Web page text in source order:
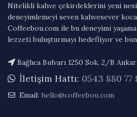
Nitelikli kahve çekirdeklerini yeni
deneyimlemeyi seven kahvesever
Coffeebou.com ile bu deneyimi
lezzeti buluşturmayı hedefliyor ve
Bağlıca Bulvarı 1250 Sok. 2/B
İletişim Hattı: 0543 880 77
Email: hello@coffeebou.com